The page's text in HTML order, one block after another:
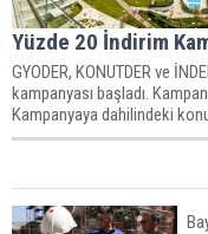
Yüzde 20 İndirim
GYODER, KONUTDER ve
kampanyası başladı.
Kampanyaya dahilindeki